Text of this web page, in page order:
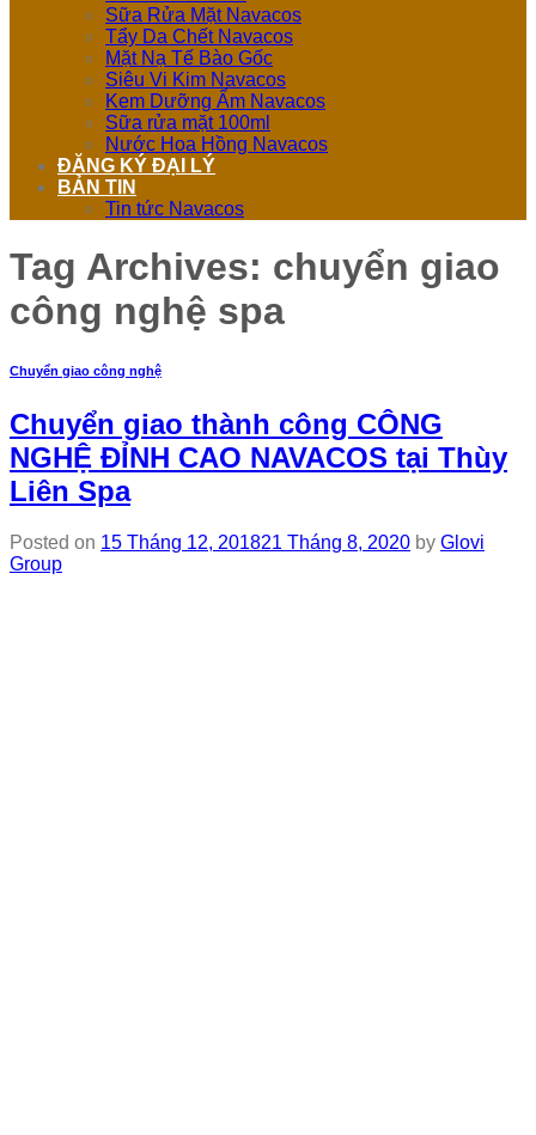
Sữa Rửa Mặt Navacos
Tẩy Da Chết Navacos
Mặt Nạ Tế Bào Gốc
Siêu Vi Kim Navacos
Kem Dưỡng Ẩm Navacos
Sữa rửa mặt 100ml
Nước Hoa Hồng Navacos
ĐĂNG KÝ ĐẠI LÝ
BẢN TIN
Tin tức Navacos
Tag Archives: chuyển giao
công nghệ spa
Chuyển giao công nghệ
Chuyển giao thành công CÔNG
NGHỆ ĐỈNH CAO NAVACOS tại Thùy
Liên Spa
Posted on 15 Tháng 12, 201821 Tháng 8, 2020 by Glovi
Group